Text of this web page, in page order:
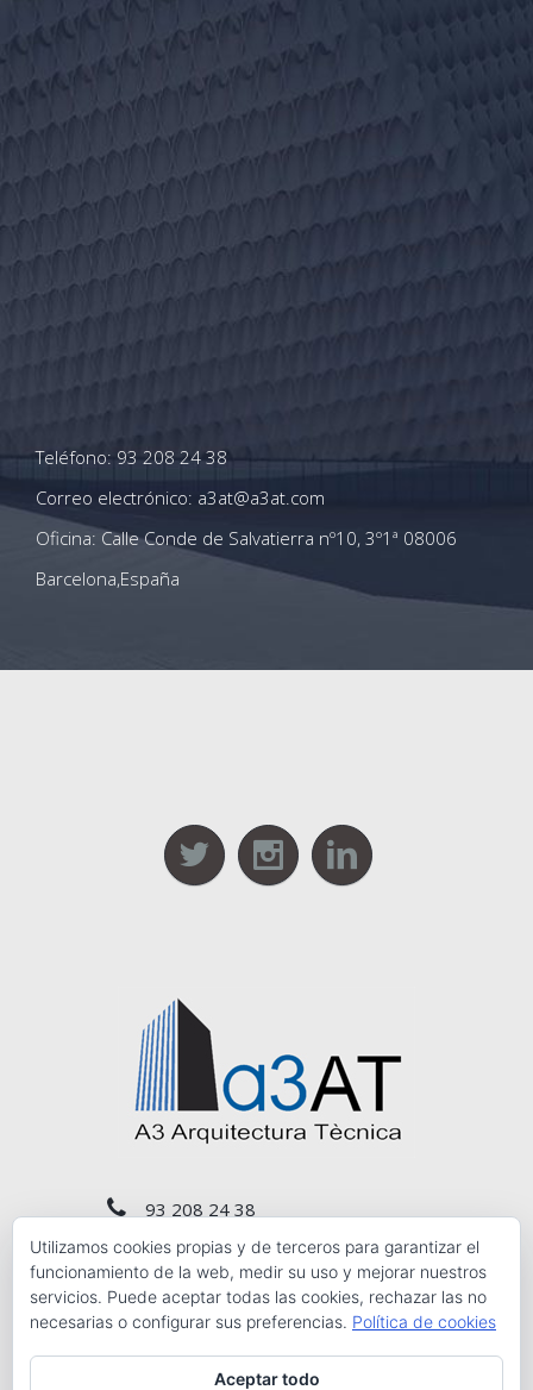
Teléfono: 93 208 24 38
Correo electrónico: a3at@a3at.com
Oficina: Calle Conde de Salvatierra nº10, 3º1ª 08006
Barcelona,España
93 208 24 38
a3at@a3at.com
Calle del Conde de Salvatierra, Nº. 10 Planta 3r
1ª, Barcelona 08006
Utilizamos cookies propias y de terceros para garantizar el
funcionamiento de la web, medir su uso y mejorar nuestros
servicios. Puede aceptar todas las cookies, rechazar las no
necesarias o configurar sus preferencias. Política de cookies
Aceptar todo